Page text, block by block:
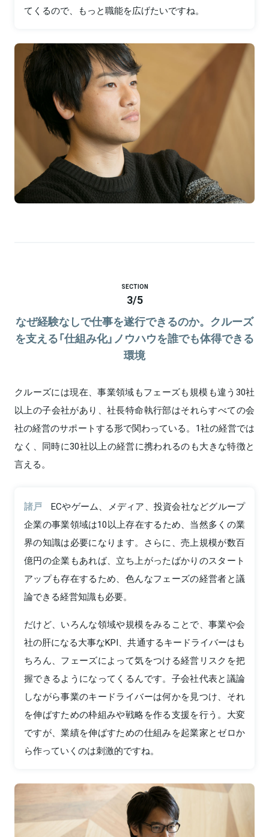
てくるので、もっと職能を広げたいですね。
SECTION
3/5
なぜ経験なしで仕事を遂行できるのか。クルーズ
を支える「仕組み化」ノウハウを誰でも体得できる
環境
クルーズには現在、事業領域もフェーズも規模も違う30社
以上の子会社があり、社長特命執行部はそれらすべての会
社の経営のサポートする形で関わっている。1社の経営では
なく、同時に30社以上の経営に携われるのも大きな特徴と
言える。
諸戸
ECやゲーム、メディア、投資会社などグループ
企業の事業領域は10以上存在するため、当然多くの業
界の知識は必要になります。さらに、売上規模が数百
億円の企業もあれば、立ち上がったばかりのスタート
アップも存在するため、色んなフェーズの経営者と議
論できる経営知識も必要。
だけど、いろんな領域や規模をみることで、事業や会
社の肝になる大事なKPI、共通するキードライバーはも
ちろん、フェーズによって気をつける経営リスクを把
握できるようになってくるんです。子会社代表と議論
しながら事業のキードライバーは何かを見つけ、それ
を伸ばすための枠組みや戦略を作る支援を行う。大変
ですが、業績を伸ばすための仕組みを起業家とゼロか
ら作っていくのは刺激的ですね。